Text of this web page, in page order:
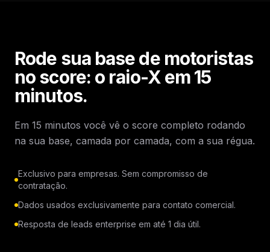
Rode sua base de motoristas
no score: o raio-X em 15
minutos.
Em 15 minutos você vê o score completo rodando
na sua base, camada por camada, com a sua régua.
Exclusivo para empresas. Sem compromisso de
contratação.
Dados usados exclusivamente para contato comercial.
Resposta de leads enterprise em até 1 dia útil.